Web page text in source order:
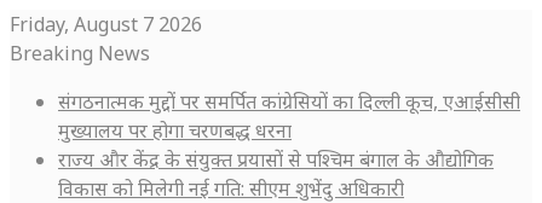
Friday, August 7 2026
Breaking News
संगठनात्मक मुद्दों पर समर्पित कांग्रेसियों का दिल्ली कूच, एआईसीसी
मुख्यालय पर होगा चरणबद्ध धरना
राज्य और केंद्र के संयुक्त प्रयासों से पश्चिम बंगाल के औद्योगिक
विकास को मिलेगी नई गति: सीएम शुभेंदु अधिकारी